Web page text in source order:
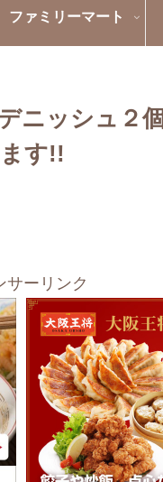
ファミリーマート
ッシュ２
す!!
サーリンク